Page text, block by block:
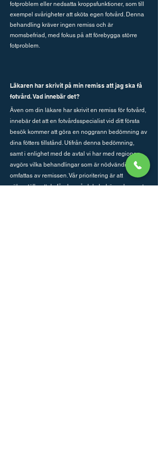
fotproblem eller nedsatta kroppsfunktioner, som till
exempel svårigheter att sköta egen fotvård. Denna
behandling kräver ingen remiss och är
momsbefriad, med fokus på att förebygga större
fotproblem.
Läkaren har skrivit på min remiss att jag ska få
fotvård. Vad innebär det?
Även om din läkare har skrivit en remiss för fotvård,
innebär det att en fotvårdsspecialist vid ditt första
besök kommer att göra en noggrann bedömning av
dina fötters tillstånd. Utifrån denna bedömning,
samt i enlighet med de avtal vi har med regionen,
avgörs vilka behandlingar som är nödvändiga och
omfattas av remissen. Vår prioritering är att
säkerställa att du får den vård du behöver, baserat